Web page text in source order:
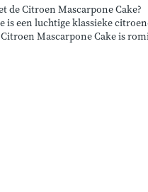
de Citroen Mascarpone Cake?
is een luchtige klassieke
Mascarpone Cake is